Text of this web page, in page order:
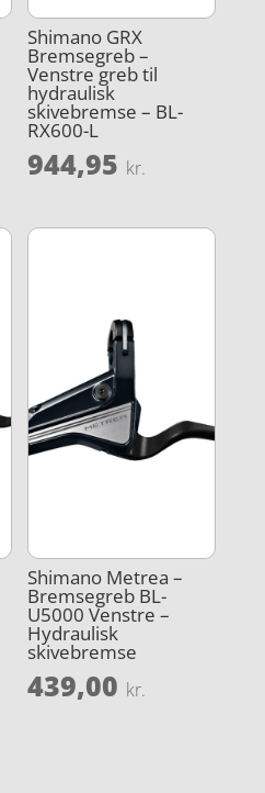
Shimano GRX
Bremsegreb –
Venstre greb til
hydraulisk
skivebremse – BL-
RX600-L
944,95 kr.
Shimano Metrea –
Bremsegreb BL-
U5000 Venstre –
Hydraulisk
skivebremse
439,00 kr.